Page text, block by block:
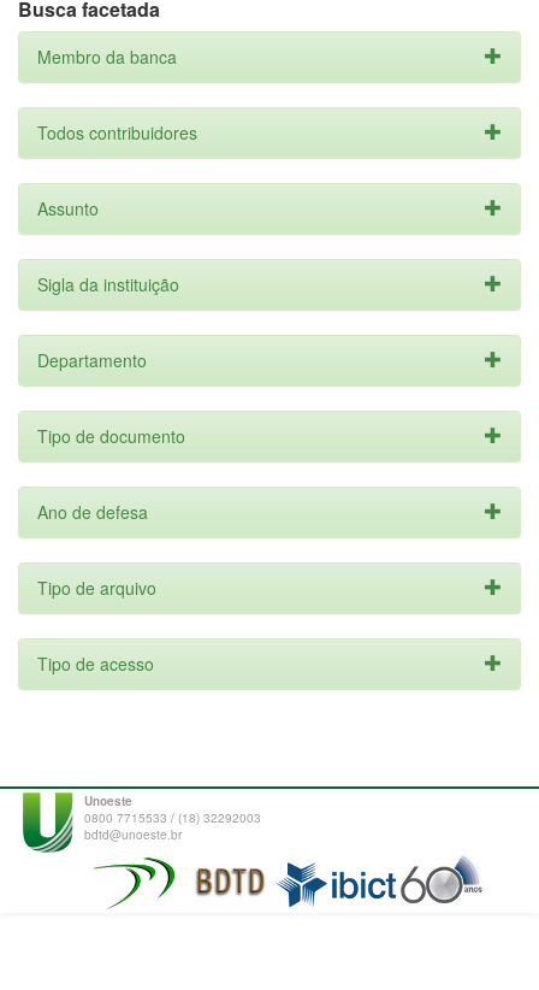
Busca facetada
Membro da banca
Todos contribuidores
Assunto
Sigla da instituição
Departamento
Tipo de documento
Ano de defesa
Tipo de arquivo
Tipo de acesso
Unoeste
0800 7715533 / (18) 32292003
bdtd@unoeste.br